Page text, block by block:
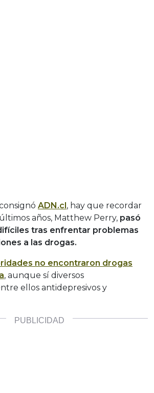
ADN.cl , hay que recordar
años, Matthew Perry, pasó
tras enfrentar problemas
a las drogas.
no encontraron drogas
, aunque sí diversos
ellos antidepresivos y